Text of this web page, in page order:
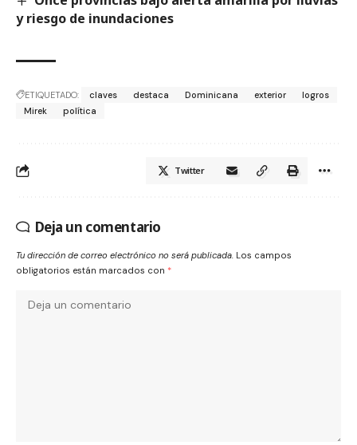
y riesgo de inundaciones
ETIQUETADO: claves destaca Dominicana exterior
logros
Mirek
política
Twitter
Deja un comentario
Tu dirección de correo electrónico no será publicada. Los campos
obligatorios están marcados con *